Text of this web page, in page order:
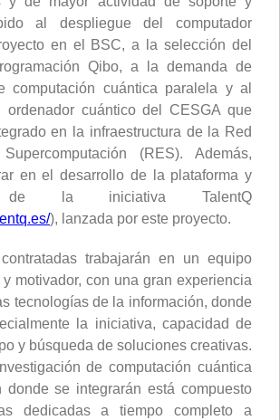
al despliegue del computador
en el BSC, a la selección del
Qibo, a la demanda de
computación cuántica paralela y al
ordenador cuántico del CESGA que
en la infraestructura de la Red
(RES). Además,
en el desarrollo de la plataforma y
de la iniciativa TalentQ
), lanzada por este proyecto.
trabajarán en un equipo
motivador, con una gran experiencia
tecnologías de la información, donde
la iniciativa, capacidad de
y búsqueda de soluciones creativas.
de computación cuántica
donde se integrarán está compuesto
dedicadas a tiempo completo a